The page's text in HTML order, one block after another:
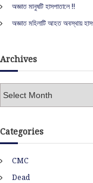
অজ্ঞাত মানুষটি হাসপাতালে !!
অজ্ঞাত মহিলাটি আহত অবস্থায়
Archives
h
e
s
Categories
CMC
Dead